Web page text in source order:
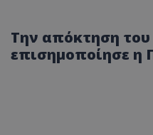
Την απόκτηση
επισημοποίησε η